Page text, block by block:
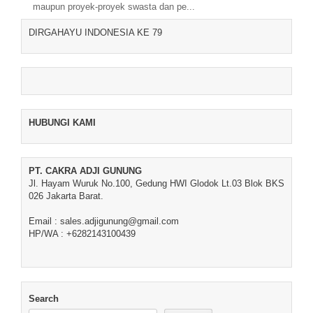
maupun proyek-proyek swasta dan pe...
DIRGAHAYU INDONESIA KE 79
HUBUNGI KAMI
PT. CAKRA ADJI GUNUNG
Jl. Hayam Wuruk No.100, Gedung HWI Glodok Lt.03 Blok BKS
026 Jakarta Barat.
Email : sales.adjigunung@gmail.com
HP/WA : +6282143100439
Search